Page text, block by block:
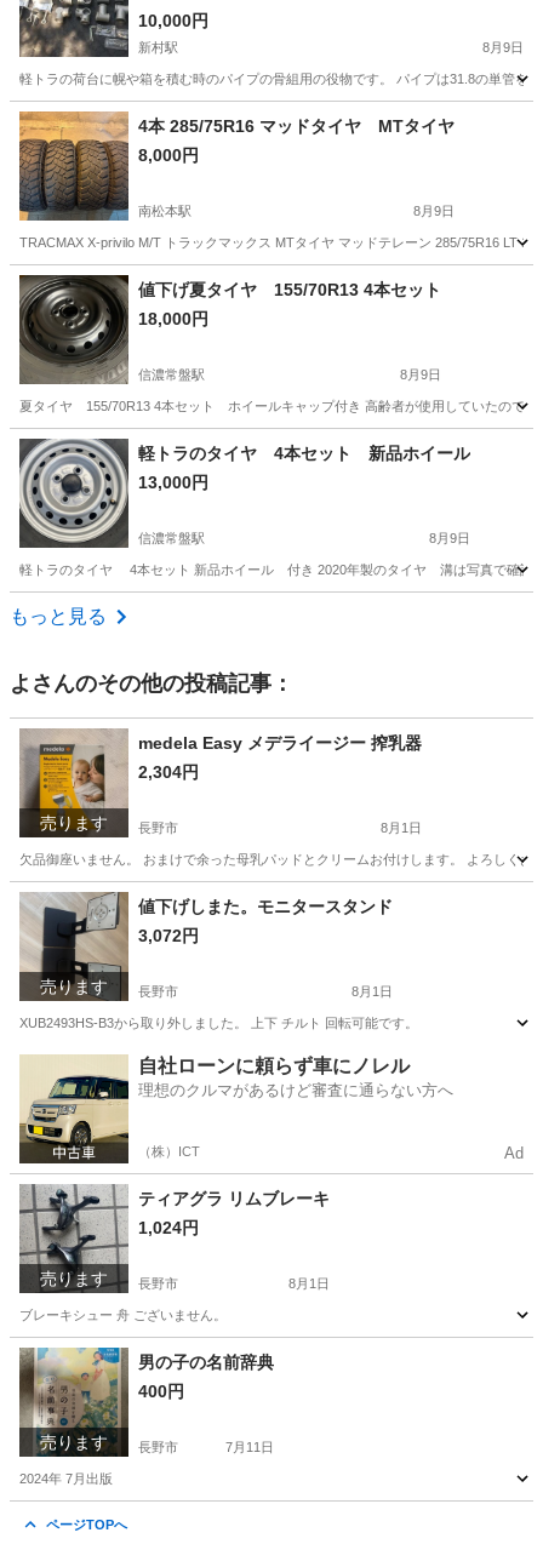
10,000円
新村駅 8月9日
軽トラの荷台に幌や箱を積む時のパイプの骨組用の役物です。 パイプは31.8の単管を
長野 松本市 新村駅 荷台
4本 285/75R16 マッドタイヤ MTタイヤ
8,000円
南松本駅 8月9日
TRACMAX X-privilo M/T トラックマックス MTタイヤ マッドテレーン 285/75R16 LT
長野 松本市 南松本駅 タイヤ、ホイール
値下げ夏タイヤ 155/70R13 4本セット
18,000円
信濃常盤駅 8月9日
夏タイヤ 155/70R13 4本セット ホイールキャップ付き 高齢者が使用していたので
長野 大町市 信濃常盤駅 タイヤ、ホイール 夏タイヤ
軽トラのタイヤ 4本セット 新品ホイール
13,000円
信濃常盤駅 8月9日
軽トラのタイヤ 4本セット 新品ホイール 付き 2020年製のタイヤ 溝は写真で確認
長野 大町市
もっと見る
よ さんのその他の投稿記事：
売ります
medela Easy メデライージー 搾乳器
2,304円
長野市 8月1日
欠品御座いません。 おまけで余った母乳パッドとクリームお付けします。 よろしくお
長野 長野市 産後用品
売ります
値下げしまた。モニタースタンド
3,072円
長野市 8月1日
XUB2493HS-B3から取り外しました。 上下 チルト 回転可能です。
OA用品
自社ローンに頼らず車にノレル
理想のクルマがあるけど審査に通らない方へ
（株）ICT Ad
売ります
ティアグラ リムブレーキ
1,024円
長野市 8月1日
ブレーキシュー 舟 ございません。
長野 長野市 ロードバイク ティアグラ
売ります
男の子の名前辞典
400円
長野市 7月11日
2024年 7月出版
ページTOPへ